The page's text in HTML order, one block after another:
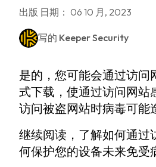
出版 日期： 06 10 月, 2023
写的 Keeper Security
是的，您可能会通过访问
式下载，使通过访问网站
访问被盗网站时病毒可能
继续阅读，了解如何通过
何保护您的设备未来免受